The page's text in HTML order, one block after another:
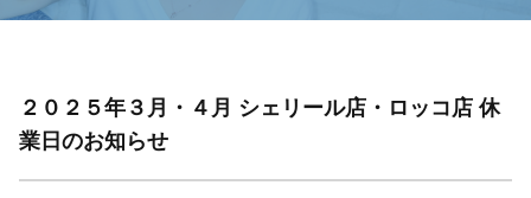
２０２５年３月・４月 シェリール店・ロッコ店 休
業日のお知らせ